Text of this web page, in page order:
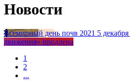
Новости
Всемирный день почв 2021 5 декабря
движения» продлена
1
2
...